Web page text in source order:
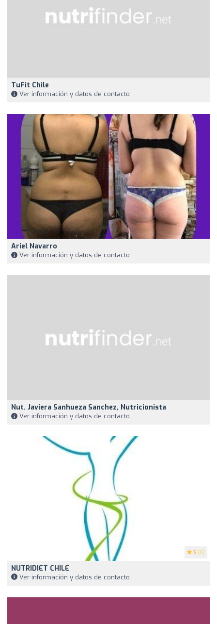
TuFit Chile
Ver información y datos de contacto
Ariel Navarro
Ver información y datos de contacto
Nut. Javiera Sanhueza Sanchez, Nutricionista
Ver información y datos de contacto
5 (6)
NUTRIDIET CHILE
Ver información y datos de contacto